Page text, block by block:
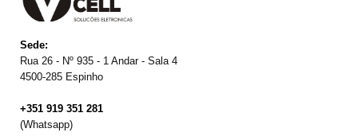
Sede:
Rua 26 - Nº 935 - 1 Andar - Sala 4
4500-285 Espinho
+351 919 351 281
(Whatsapp)